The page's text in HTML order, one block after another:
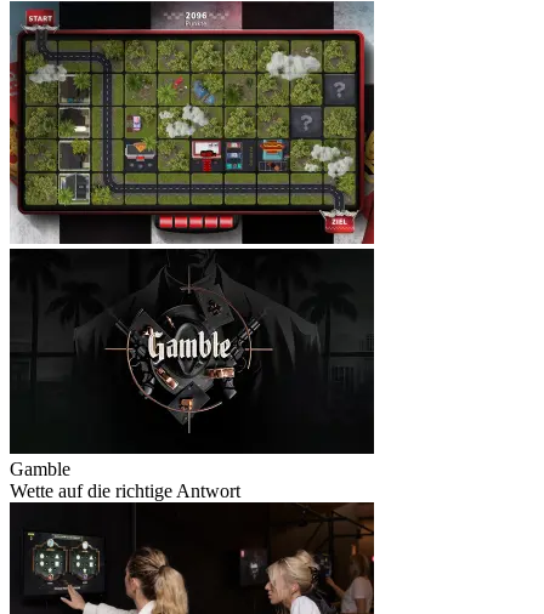
Gamble
Wette auf die richtige Antwort